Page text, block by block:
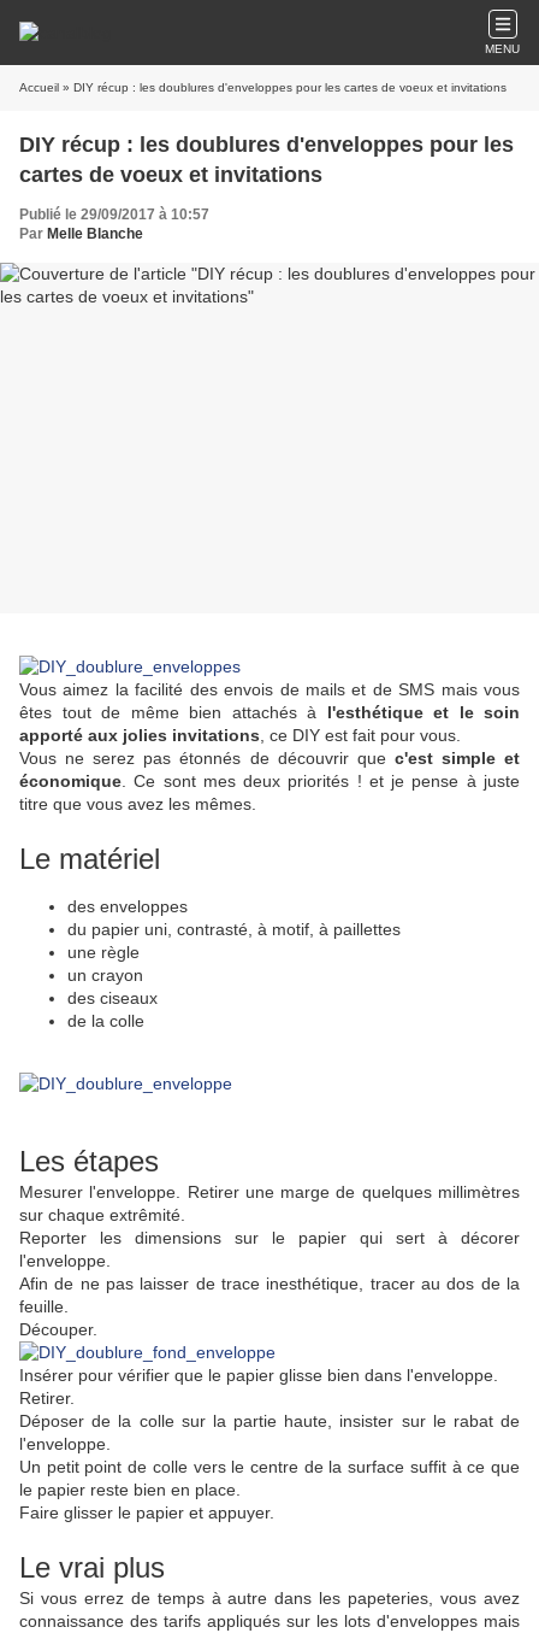
MENU
Accueil » DIY récup : les doublures d'enveloppes pour les cartes de voeux et invitations
DIY récup : les doublures d'enveloppes pour les
cartes de voeux et invitations
Publié le 29/09/2017 à 10:57
Par Melle Blanche
Vous aimez la facilité des envois de mails et de SMS mais vous
êtes tout de même bien attachés à l'esthétique et le soin
apporté aux jolies invitations , ce DIY est fait pour vous.
Vous ne serez pas étonnés de découvrir que c'est simple et
économique . Ce sont mes deux priorités ! et je pense à juste
titre que vous avez les mêmes.
Le matériel
des enveloppes
du papier uni, contrasté, à motif, à paillettes
une règle
un crayon
des ciseaux
de la colle
Les étapes
Mesurer l'enveloppe. Retirer une marge de quelques millimètres
sur chaque extrêmité.
Reporter les dimensions sur le papier qui sert à décorer
l'enveloppe.
Afin de ne pas laisser de trace inesthétique, tracer au dos de la
feuille.
Découper.
Insérer pour vérifier que le papier glisse bien dans l'enveloppe.
Retirer.
Déposer de la colle sur la partie haute, insister sur le rabat de
l'enveloppe.
Un petit point de colle vers le centre de la surface suffit à ce que
le papier reste bien en place.
Faire glisser le papier et appuyer.
Le vrai plus
Si vous errez de temps à autre dans les papeteries, vous avez
connaissance des tarifs appliqués sur les lots d'enveloppes mais